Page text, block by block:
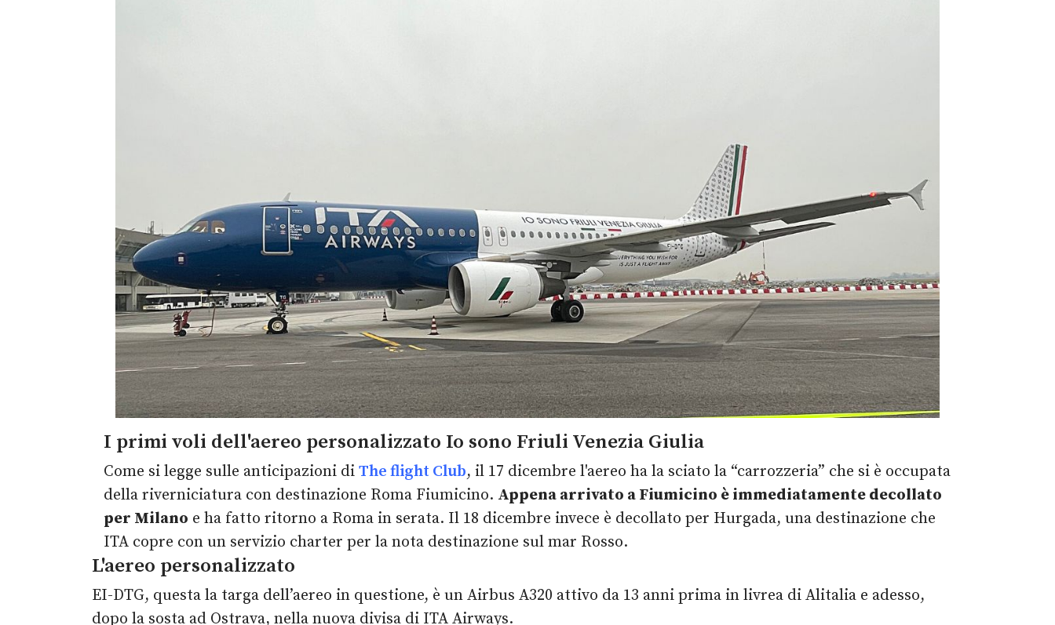
I primi voli dell'aereo personalizzato Io sono Friuli Venezia Giulia
Come si legge sulle anticipazioni di The flight Club, il 17 dicembre l'aereo ha la sciato la “carrozzeria” che si è occupata
della riverniciatura con destinazione Roma Fiumicino. Appena arrivato a Fiumicino è immediatamente decollato
per Milano e ha fatto ritorno a Roma in serata. Il 18 dicembre invece è decollato per Hurgada, una destinazione che
ITA copre con un servizio charter per la nota destinazione sul mar Rosso.
L'aereo personalizzato
EI-DTG, questa la targa dell’aereo in questione, è un Airbus A320 attivo da 13 anni prima in livrea di Alitalia e adesso,
dopo la sosta ad Ostrava, nella nuova divisa di ITA Airways.